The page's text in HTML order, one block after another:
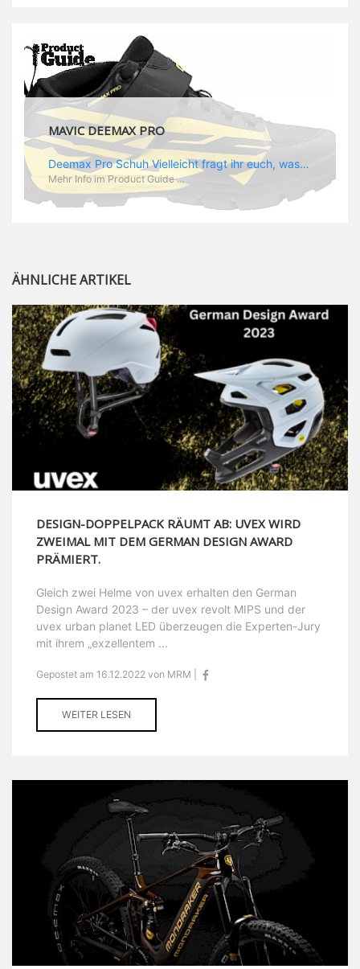
MAVIC DEEMAX PRO
Deemax Pro Schuh Vielleicht fragt ihr euch, was ein Schuh mit Deemax zu tun hat? Nun, hier spielt vor allem der Einsatzzweck eine Rolle: Deemax steht für Gravity pur und dafür ist auch der neue Schuh gedacht, der vor allem den Ideen von Downhill Legende Fabien Barel entspricht. Der Schuh soll ganz der Deemax Philosophie entsprechen: kompromisslose Funktion, effizient und hoher Komfort standen auf der Wunschliste von Fabien. Und das kam dabei heraus: - die neue „Energy Grip AM“ Sohle bietet maximale Stabilität und optimalen Grip auf dem Pedal. - die „Ergo Fit“ Innensohle soll super hohen Komfort bieten und optimal sitzen und zwar den ganzen Tag lang. - eine 3D-Mesch-Konstruktion soll den Fuß belüften und sowohl bei Sonne also auch unter kühlen Bedingungen für optimales Fußklima sorgen - die Assymetrische Konstruktion mit höherem Seitenteil innen soll den Knöchel optimal schützen - extra Schutz für die Zehen und die Fersen
Mehr Info im Product Guide ...
ÄHNLICHE ARTIKEL
DESIGN-DOPPELPACK RÄUMT AB: UVEX WIRD
ZWEIMAL MIT DEM GERMAN DESIGN AWARD
PRÄMIERT.
Gleich zwei Helme von uvex erhalten den German
Design Award 2023 – der uvex revolt MIPS und der
uvex urban planet LED überzeugen die Experten-Jury
mit ihrem „exzellentem ...
Gepostet am 16.12.2022 von MRM |
WEITER LESEN